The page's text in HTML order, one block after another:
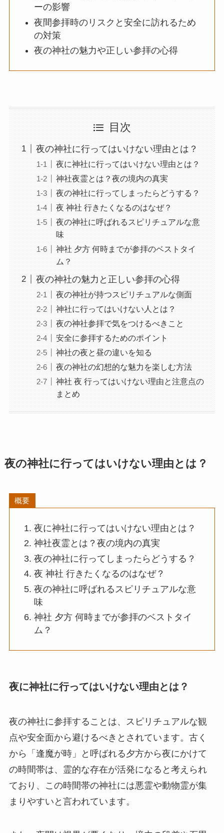
ーの影響
夜間参拝時のリスクと安全に訪れるため
の対策
夜の神社の魅力や正しい参拝の心得
目次
夜の神社に行ってはいけない理由とは？
夜に神社に行ってはいけない理由とは？
神社夜霊とは？夜の境内の真実
夜の神社に行ってしまったらどうする？
夜 神社 行きたくなるのはなぜ？
夜の神社に呼ばれるスピリチュアルな意
味
神社 夕方 何時までが参拝のベストタイ
ム？
夜の神社の魅力と正しい参拝の心得
夜の神社が持つスピリチュアルな側面
神社に行ってはいけない人とは？
夜の神社参拝で気をつけるべきこと
安全に参拝するためのポイント
神社の夜と昼の違いを知る
夜の神社の幻想的な魅力を楽しむ方法
神社 夜 行ってはいけない理由と注意点の
まとめ
夜の神社に行ってはいけない理由とは？
概要
夜に神社に行ってはいけない理由とは？
神社夜霊とは？夜の境内の真実
夜の神社に行ってしまったらどうする？
夜 神社 行きたくなるのはなぜ？
夜の神社に呼ばれるスピリチュアルな意
味
神社 夕方 何時までが参拝のベストタイ
ム？
夜に神社に行ってはいけない理由とは？
夜の神社に参拝することは、スピリチュアルな観
点や安全面から避けるべきとされています。古く
から「逢魔が時」と呼ばれる夕方から夜にかけて
の時間帯は、霊的な存在が活発になると考えられ
ており、この時間帯の神社には悪霊や動物霊が集
まりやすいと言われています。